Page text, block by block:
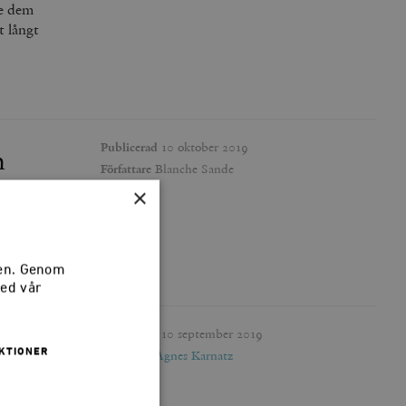
dem
långt
Publicerad 10 oktober 2019
Författare Blanche Sande
10 september 2019
Agnes Karnatz
×
Genom
vår